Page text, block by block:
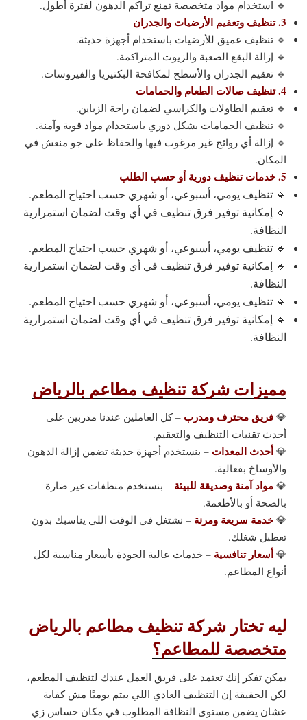
🔹 استخدام مواد متخصصة تمنع تراكم الدهون لفترة أطول.
3. تنظيف وتعقيم الأرضيات والجدران
🔹 تنظيف عميق للأرضيات باستخدام أجهزة حديثة.
🔹 إزالة البقع الصعبة والزيوت المتراكمة.
🔹 تعقيم الجدران والأسطح لمكافحة البكتيريا والفيروسات.
4. تنظيف صالات الطعام والحمامات
🔹 تعقيم الطاولات والكراسي لضمان راحة الزباين.
🔹 تنظيف الحمامات بشكل دوري باستخدام مواد قوية وآمنة.
🔹 إزالة أي روائح غير مرغوب فيها والحفاظ على جو منعش في
المكان.
5. خدمات تنظيف دورية أو حسب الطلب
🔹 تنظيف يومي، أسبوعي، أو شهري حسب احتياج المطعم.
🔹 إمكانية توفير فرق تنظيف في أي وقت لضمان استمرارية
النظافة.
🔹 تنظيف يومي، أسبوعي، أو شهري حسب احتياج المطعم.
🔹 إمكانية توفير فرق تنظيف في أي وقت لضمان استمرارية
النظافة.
🔹 تنظيف يومي، أسبوعي، أو شهري حسب احتياج المطعم.
🔹 إمكانية توفير فرق تنظيف في أي وقت لضمان استمرارية
النظافة.
مميزات شركة تنظيف مطاعم بالرياض
💎 فريق محترف ومدرب – كل العاملين عندنا مدربين على
أحدث تقنيات التنظيف والتعقيم.
💎 أحدث المعدات – بنستخدم أجهزة حديثة تضمن إزالة الدهون
والأوساخ بفعالية.
💎 مواد آمنة وصديقة للبيئة – بنستخدم منظفات غير ضارة
بالصحة أو بالأطعمة.
💎 خدمة سريعة ومرنة – نشتغل في الوقت اللي يناسبك بدون
تعطيل شغلك.
💎 أسعار تنافسية – خدمات عالية الجودة بأسعار مناسبة لكل
أنواع المطاعم.
ليه تختار شركة تنظيف مطاعم بالرياض
متخصصة للمطاعم؟
يمكن تفكر إنك تعتمد على فريق العمل عندك لتنظيف المطعم،
لكن الحقيقة إن التنظيف العادي اللي بيتم يوميًا مش كفاية
عشان يضمن مستوى النظافة المطلوب في مكان حساس زي